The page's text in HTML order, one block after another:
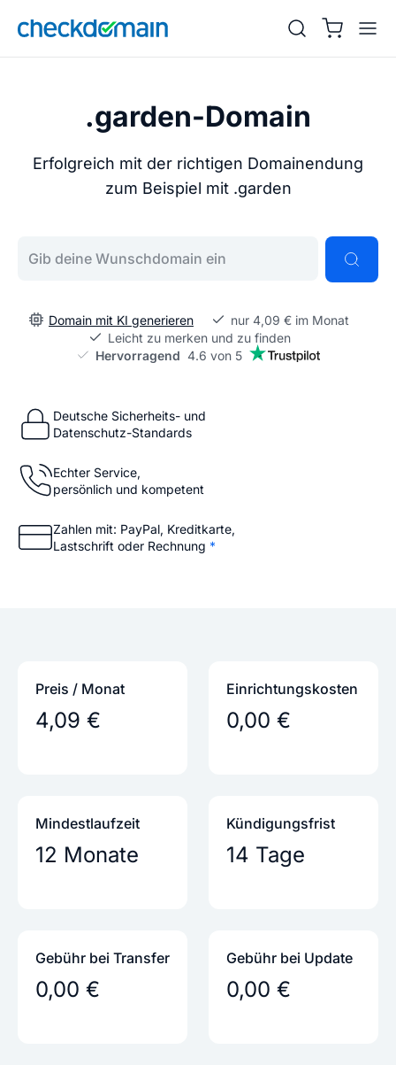
.garden-Domain
Erfolgreich mit der richtigen Domainendung
zum Beispiel mit .garden
Domain mit KI generieren
nur 4,09 € im Monat
Leicht zu merken und zu finden
Hervorragend 4.6 von 5
Deutsche Sicherheits- und
Datenschutz-Standards
Echter Service,
persönlich und kompetent
Zahlen mit: PayPal, Kreditkarte,
Lastschrift oder Rechnung *
Preis / Monat
4,09 €
Einrichtungs­kosten
0,00 €
Mindestlaufzeit
12 Monate
Kündigungs­frist
14 Tage
Gebühr bei Transfer
0,00 €
Gebühr bei Update
0,00 €